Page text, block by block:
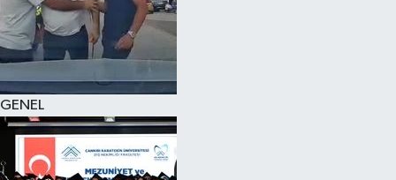
GENEL
KÜLTÜR SANAT
SAĞLIK
SİYASET